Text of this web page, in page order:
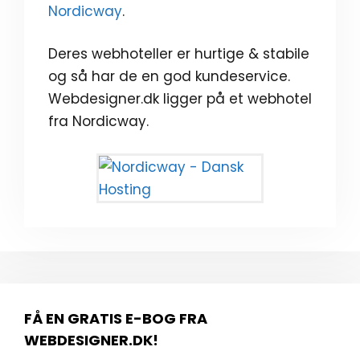
Nordicway.
Deres webhoteller er hurtige & stabile
og så har de en god kundeservice.
Webdesigner.dk ligger på et webhotel
fra Nordicway.
FÅ EN GRATIS E-BOG FRA
WEBDESIGNER.DK!